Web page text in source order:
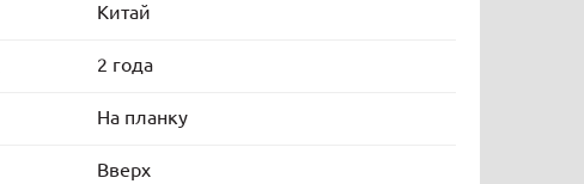
Китай
2 года
На планку
Вверх